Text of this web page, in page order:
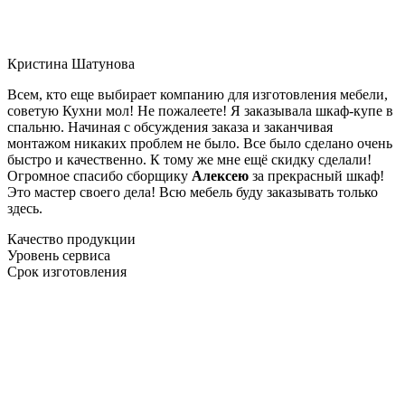
Кристина Шатунова
Всем, кто еще выбирает компанию для изготовления мебели,
советую Кухни мол! Не пожалеете! Я заказывала шкаф-купе в
спальню. Начиная с обсуждения заказа и заканчивая
монтажом никаких проблем не было. Все было сделано очень
быстро и качественно. К тому же мне ещё скидку сделали!
Огромное спасибо сборщику Алексею за прекрасный шкаф!
Это мастер своего дела! Всю мебель буду заказывать только
здесь.
Качество продукции
Уровень сервиса
Срок изготовления